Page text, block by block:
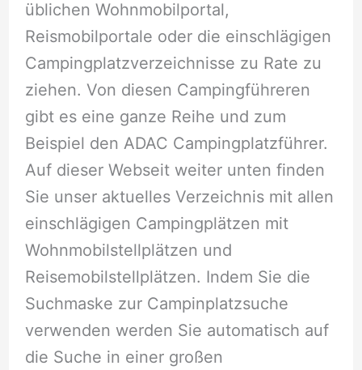
üblichen Wohnmobilportal,
Reismobilportale oder die einschlägigen
Campingplatzverzeichnisse zu Rate zu
ziehen. Von diesen Campingführeren
gibt es eine ganze Reihe und zum
Beispiel den ADAC Campingplatzführer.
Auf dieser Webseit weiter unten finden
Sie unser aktuelles Verzeichnis mit allen
einschlägigen Campingplätzen mit
Wohnmobilstellplätzen und
Reisemobilstellplätzen. Indem Sie die
Suchmaske zur Campinplatzsuche
verwenden werden Sie automatisch auf
die Suche in einer großen